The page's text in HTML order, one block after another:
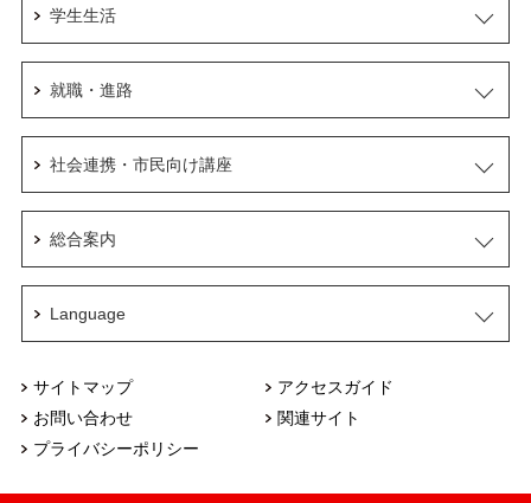
サイトマップ
アクセスガイド
お問い合わせ
関連サイト
プライバシーポリシー
学生生活
就職・進路
社会連携・市民向け講座
総合案内
Language